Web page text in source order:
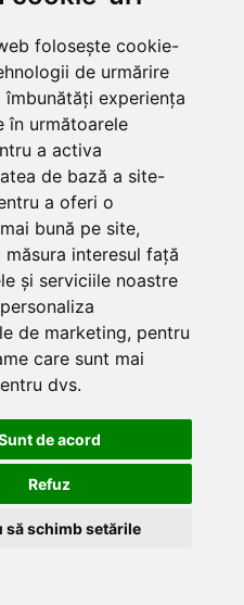
folosește cookie-
de urmărire
îmbunătăți experiența
în următoarele
a activa
de bază a site-
a oferi o
bună pe site,
măsura interesul față
și serviciile noastre
de marketing, pentru
care sunt mai
dvs.
de acord
Refuz
să schimb setările